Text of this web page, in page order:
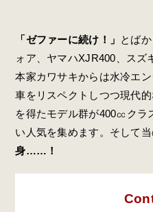
「ゼファーに続け！」 とば
ォア、ヤマハXJR400、スズ
本家カワサキからは水冷エ
車をリスペクトしつつ現代
を得たモデル群が400㏄クラ
い人気を集めます。そして
身……！